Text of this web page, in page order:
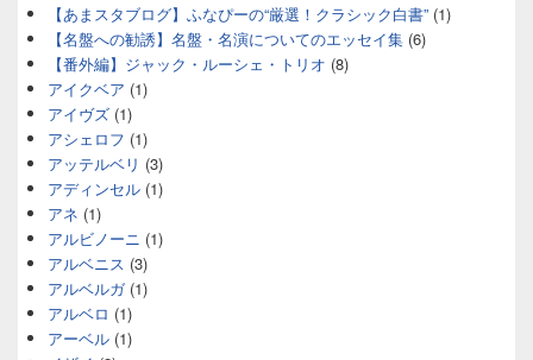
【あまスタブログ】ふなぴーの“厳選！クラシック白書” (1)
【名盤への勧誘】名盤・名演についてのエッセイ集 (6)
【番外編】ジャック・ルーシェ・トリオ (8)
アイクベア (1)
アイヴズ (1)
アシェロフ (1)
アッテルベリ (3)
アディンセル (1)
アネ (1)
アルビノーニ (1)
アルベニス (3)
アルベルガ(1)
アルベロ (1)
アーベル (1)